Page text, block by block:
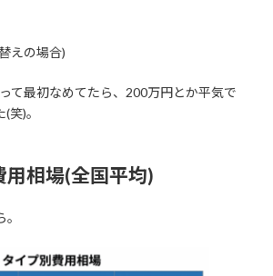
えの場合)
って最初なめてたら、200万円とか平気で
笑)。
用相場(全国平均)